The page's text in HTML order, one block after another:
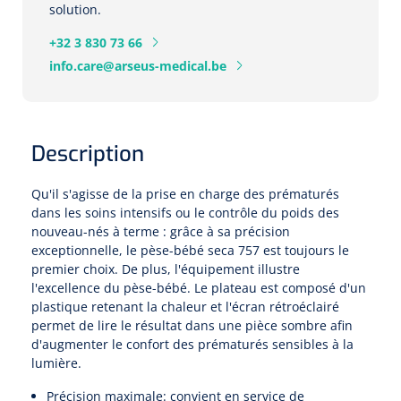
Couvertures alourdies
Coussins de positionnement
Aides techniques pour boire
Gobelets
Tasses de café
Couvercles pour gobelets
Aides techniques pour salle de bains
Rehausseurs de toilettes
Sources lumineuses et accessoires
Source de lumière froide & distributeur mural
Loupes binoculaires
Otoscopes
Ophtalmoscopes
Lampes stylos
Porte-spatules
3-parties
Accessoires
Traction
Osteo
Verticalisation
Tabourets
Nettoyage & Désinfection des surfaces
Hygiène féminine
Mouchoirs
Paper toilette
Chiffons
Serviettes
Papier de tables d'examen
Sacs & pots à urine
Rinçages
Bassins de lit & seau de toilette
Thérapie intraveineuse
Tampons de cellulose
Conteneurs à aiguilles et accessoires
Alcool désinfectant
Coupes aiguilles
Garrots
Oreillers
Cabinet médical
Tables d'examen
Lampes d'examen
Sacs et accessoires pour médecins
Tabourets
Marchepieds
Pinces pour le col utérin
Bistouri
Lames bistouri
Stitchcutters
Bistouris complets
Manches bistrouri
Attelles pour doigts
Attelles pour chevilles
Compresses ophtalmique
Pansements non-adhérents
Pansements absorbants
Tampons
solution.
+32 3 830 73 66
info.care@arseus-medical.be
Description
Qu'il s'agisse de la prise en charge des prématurés
dans les soins intensifs ou le contrôle du poids des
nouveau-nés à terme : grâce à sa précision
exceptionnelle, le pèse-bébé seca 757 est toujours le
premier choix. De plus, l'équipement illustre
l'excellence du pèse-bébé. Le plateau est composé d'un
plastique retenant la chaleur et l'écran rétroéclairé
permet de lire le résultat dans une pièce sombre afin
d'augmenter le confort des prématurés sensibles à la
lumière.
Précision maximale: convient en service de